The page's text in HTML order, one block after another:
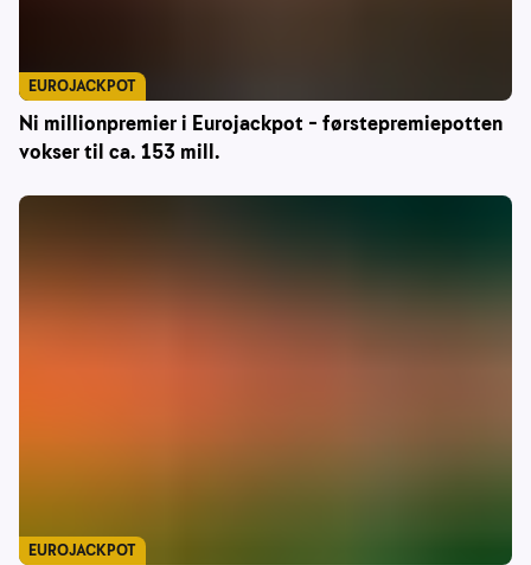
Ni millionpremier i Eurojackpot – førstepremiepotten
vokser til ca. 153 mill.
EUROJACKPOT
EUROJACKPOT